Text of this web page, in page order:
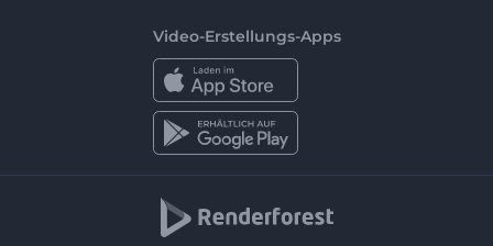
Video-Erstellungs-Apps